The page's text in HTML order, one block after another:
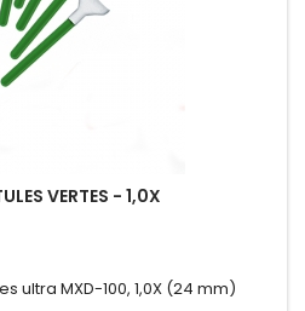
VERTES - 1,0X
ultra MXD-100, 1,0X (24 mm)